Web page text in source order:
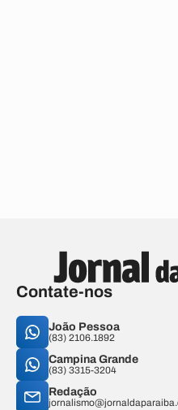
Contate-nos
João Pessoa
(83) 2106.1892
Campina Grande
(83) 3315-3204
Redação